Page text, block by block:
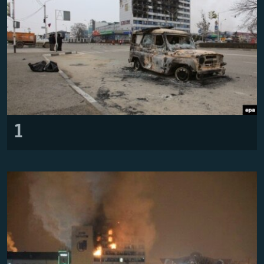
Русский
Українською
QOŞULIÑIZ!
1